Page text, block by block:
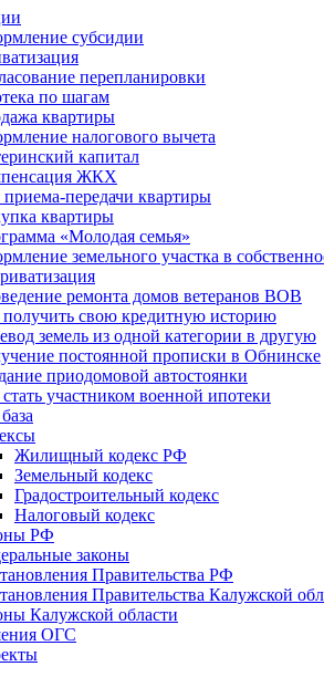
субсидии
перепланировки
по шагам
квартиры
налогового вычета
капитал
ЖКХ
передачи квартиры
квартиры
«Молодая семья»
земельного участка в
ремонта домов ветеранов ВОВ
свою кредитную историю
земель из одной категории в другую
постоянной прописки в Обнинске
приодомовой автостоянки
участником военной ипотеки
Жилищный кодекс РФ
Земельный кодекс
Градостроительный кодекс
Налоговый кодекс
РФ
законы
Правительства РФ
Правительства Калужской
Калужской области
ОГС